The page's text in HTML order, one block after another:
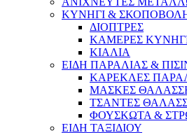
ΚΥΝΗΓΙ &
ΔΙΟΠΤΡΕΣ
ΚΑΜΕΡΕΣ
ΚΙΑΛΙΑ
ΕΙΔΗ ΠΑΡΑΛΙΑΣ &
ΚΑΡΕΚΛΕΣ
ΜΑΣΚΕΣ
ΤΣΑΝΤΕΣ
ΦΟΥΣΚΩΤΑ &
ΕΙΔΗ ΤΑΞΙΔΙΟΥ